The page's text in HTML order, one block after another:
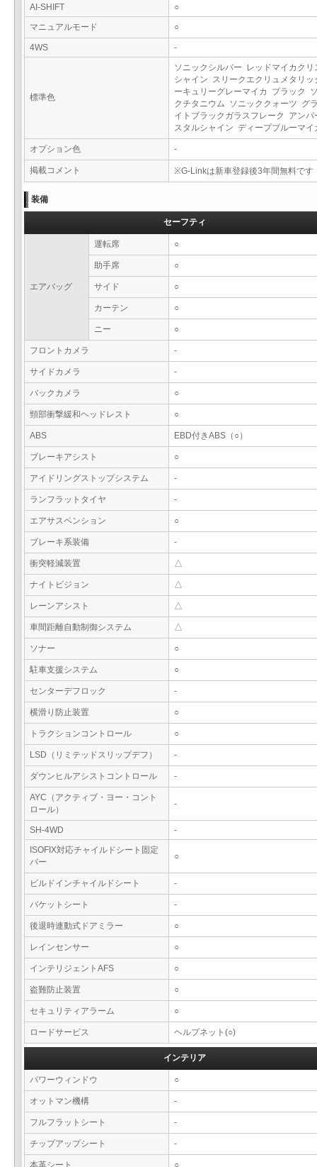
AI-SHIFT
○
マニュアルモード
○
4WS -
標準色
ソニックシルバー レッドマイカクリ
シャイン スリークエクリュメタリ
ーキュリーグレーマイカ ブラック
クチタニウム ソニッククォーツ グ
イトブラックガラスフレーク アンバ
スタルシャイン ディープブルーマ
オプション色 -
掲載コメント ※G-Linkは新車登録後3年間無料です
装備
セーフティ
エアバッグ
運転席 ○
助手席 ○
サイド ○
カーテン ○
ニー ○
フロントカメラ -
サイドカメラ -
バックカメラ ○
頸部衝撃緩和ヘッドレスト ○
ABS EBD付きABS（○）
ブレーキアシスト ○
アイドリングストップシステム -
ランフラットタイヤ -
エアサスペンション ○
ブレーキ系装備 -
衝突軽減装置 △
ナイトビジョン △
レーンアシスト △
車間距離自動制御システム △
ソナー ○
駐車支援システム ○
センターデフロック -
横滑り防止装置 ○
トラクションコントロール ○
LSD（リミテッドスリップデフ） -
ダウンヒルアシストコントロール -
AYC（アクティブ・ヨー・コント
ロール）
-
SH-4WD
-
ISOFIX対応チャイルドシート固定
バー
○
ビルドインチャイルドシート -
バケットシート -
後退時連動式ドアミラー ○
レインセンサー ○
インテリジェントAFS ○
盗難防止装置 ○
セキュリティアラーム ○
ロードサービス ヘルプネット(○)
インテリア
パワーウィンドウ ○
オットマン機構 -
フルフラットシート -
チップアップシート -
本革シート ○